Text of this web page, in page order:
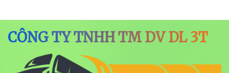
CÔNG TY TNHH TM DV DL 3T